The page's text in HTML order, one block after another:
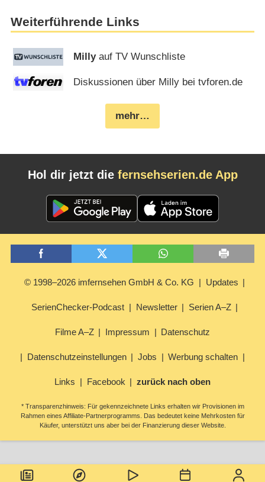
Weiterführende Links
Millyauf TV Wunschliste
Diskussionen über Milly bei tvforen.de
mehr…
Hol dir jetzt die fernsehserien.de App
© 1998–2026 imfernsehen GmbH & Co. KG Updates
SerienChecker-Podcast Newsletter Serien A–Z
Filme A–Z Impressum Datenschutz
Datenschutzeinstellungen Jobs Werbung schalten
Links Facebook zurück nach oben
* Transparenzhinweis: Für gekennzeichnete Links erhalten wir Provisionen im
Rahmen eines Affiliate-Partnerprogramms. Das bedeutet keine Mehrkosten für
Käufer, unterstützt uns aber bei der Finanzierung dieser Website.